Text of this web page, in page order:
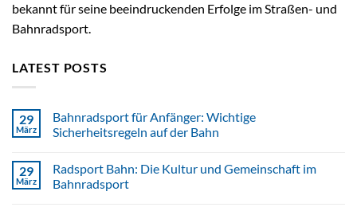
bekannt für seine beeindruckenden Erfolge im Straßen- und
Bahnradsport.
LATEST POSTS
29
März
Bahnradsport für Anfänger: Wichtige
Sicherheitsregeln auf der Bahn
29
März
Radsport Bahn: Die Kultur und Gemeinschaft im
Bahnradsport